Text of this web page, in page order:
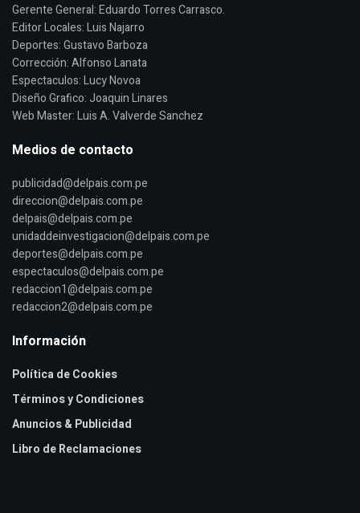
Gerente General: Eduardo Torres Carrasco.
Editor Locales: Luis Najarro
Deportes: Gustavo Barboza
Corrección: Alfonso Lanata
Espectaculos: Lucy Novoa
Diseño Grafico: Joaquin Linares
Web Master: Luis A. Valverde Sanchez
Medios de contacto
publicidad@delpais.com.pe
direccion@delpais.com.pe
delpais@delpais.com.pe
unidaddeinvestigacion@delpais.com.pe
deportes@delpais.com.pe
espectaculos@delpais.com.pe
redaccion1@delpais.com.pe
redaccion2@delpais.com.pe
Información
Política de Cookies
Términos y Condiciones
Anuncios & Publicidad
Libro de Reclamaciones